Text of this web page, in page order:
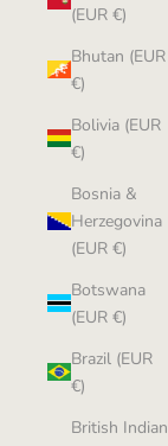
(EUR €)
Bhutan (EUR
€)
Bolivia (EUR
€)
Bosnia &
Herzegovina
(EUR €)
Botswana
(EUR €)
Brazil (EUR
€)
British Indian